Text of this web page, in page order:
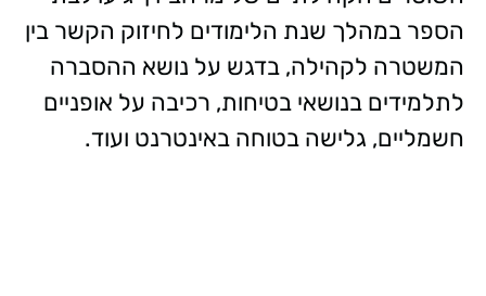
הספר במהלך שנת הלימודים לחיזוק הקשר בין
המשטרה לקהילה, בדגש על נושא ההסברה
לתלמידים בנושאי בטיחות, רכיבה על אופניים
חשמליים, גלישה בטוחה באינטרנט ועוד.